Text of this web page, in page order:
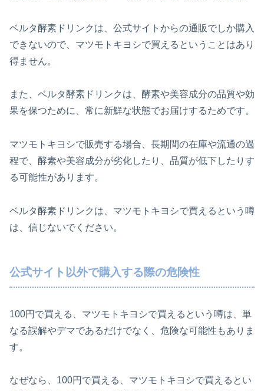
ベルタ酵素ドリンクは、公式サイトからの通販でしか購入
できないので、マツモトキヨシで買えるということはあり
得ません。
また、ベルタ酵素ドリンクは、酵素や美容成分の品質や効
果を保つために、常に新鮮な状態でお届けするためです。
マツモトキヨシで販売する場合、長期間の在庫や流通の過
程で、酵素や美容成分が劣化したり、品質が低下したりす
る可能性があります。
ベルタ酵素ドリンクは、マツモトキヨシで買えるという噂
は、信じないでください。
公式サイト以外で購入する際の危険性
100円で買える、マツモトキヨシで買えるという噂は、単
なる誤解やデマであるだけでなく、危険な可能性もありま
す。
なぜなら、100円で買える、マツモトキヨシで買えるとい